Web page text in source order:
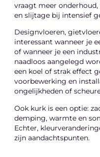
vraagt meer
en slijtage bij intensief
Designvloeren,
interessant wanneer je
of wanneer je een
naadloos aangelegd
een koel of strak effect
voorbewerking en
ongelijkheden of
Ook kurk is een optie:
demping, warmte en
Echter,
zijn aandachtspunten.